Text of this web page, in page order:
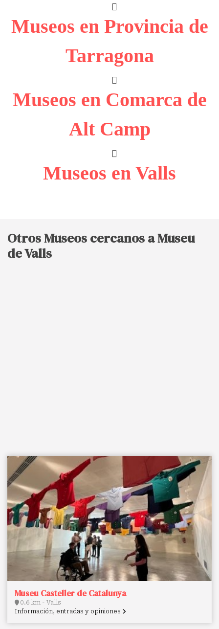
Museos en Provincia de
Tarragona
Museos en Comarca de
Alt Camp
Museos en Valls
Otros Museos cercanos a Museu
de Valls
Museu Casteller de Catalunya
0.6 km - Valls
Información, entradas y opiniones